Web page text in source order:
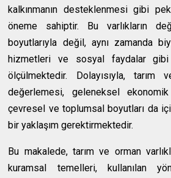
kalkınmanın desteklenmesi gibi
öneme sahiptir. Bu varlıkların
boyutlarıyla değil, aynı zamanda
hizmetleri ve sosyal faydalar
ölçülmektedir. Dolayısıyla, tarım
değerlemesi, geleneksel
çevresel ve toplumsal boyutları da
bir yaklaşım gerektirmektedir.
Bu makalede, tarım ve orman
kuramsal temelleri, kullanılan